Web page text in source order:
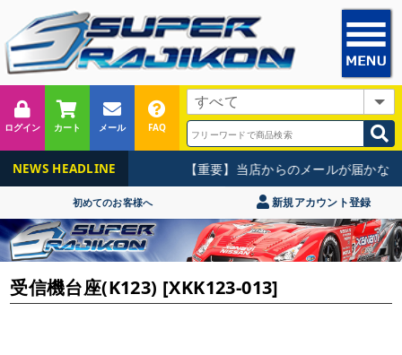
ログイン カート メール FAQ
NEWS HEADLINE 【重要】当店からのメールが届かない
初めてのお客様へ 新規アカウント登録
受信機台座(K123) [XKK123-013]